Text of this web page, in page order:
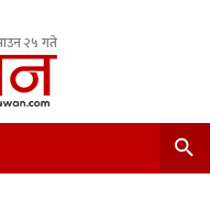
२५ गते